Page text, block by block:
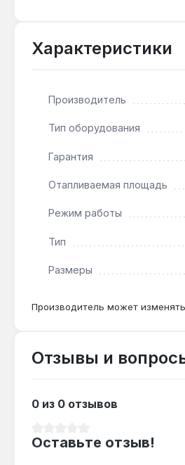
1100×470×14 мм) позволяет
Нет — прибор
Как часто нужно чистить
Характеристики
Производитель
Тип оборудования
Гарантия
Отапливаемая площадь
Режим работы
Тип
Размеры
Производитель может
Отзывы и
0 из 0 отзывов
Оставьте отзыв!